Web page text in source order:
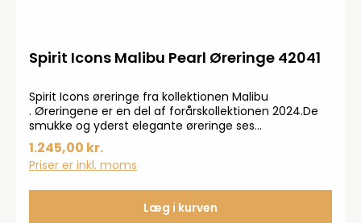
Spirit Icons Malibu Pearl Øreringe 42041
Spirit Icons øreringe fra kollektionen Malibu
. Øreringene er en del af forårskollektionen 2024.De
smukke og yderst elegante øreringe ses
med zirkonia-sten hele vejen rundt og ses med en
flot ferskvandsperle. Øreringene er i 925 sterlingsølv.
1.245,00 kr.
Priser er inkl. moms
Læg i kurven